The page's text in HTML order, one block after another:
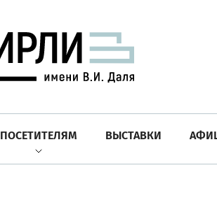
ПОСЕТИТЕЛЯМ ВЫСТАВКИ